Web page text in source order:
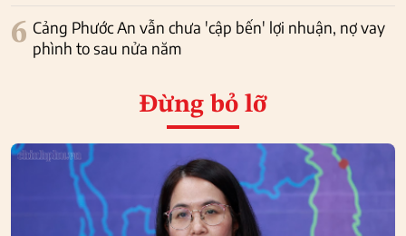
6 Cảng Phước An vẫn chưa 'cập bến' lợi nhuận, nợ vay
phình to sau nửa năm
Đừng bỏ lỡ